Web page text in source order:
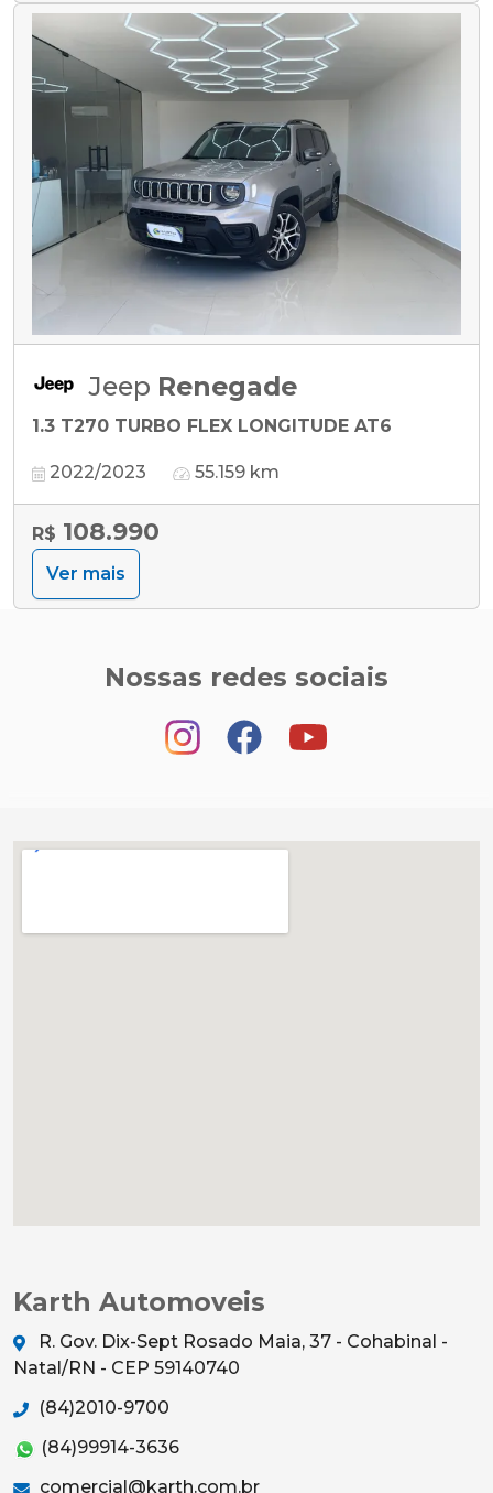
Jeep Renegade
1.3 T270 TURBO FLEX LONGITUDE AT6
2022/2023 55.159 km
R$ 108.990
Ver mais
Nossas redes sociais
Karth Automoveis
R. Gov. Dix-Sept Rosado Maia, 37 - Cohabinal -
Natal/RN - CEP 59140740
(84)2010-9700
(84)99914-3636
comercial@karth.com.br